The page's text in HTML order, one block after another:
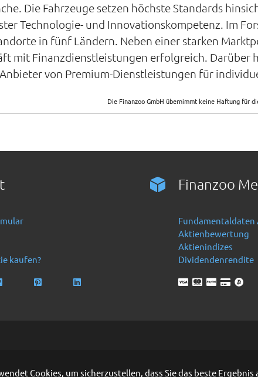
Cookies, um sicherzustellen, dass Sie das beste
Die Fahrzeuge setzen höchste Standards
Technologie- und Innovationskompetenz. Im
in fünf Ländern. Neben einer starken
mit Finanzdienstleistungen erfolgreich. Darüber
von Premium-Dienstleistungen für
Die Finanzoo GmbH übernimmt keine Haftung für
kaufen?
Finanzoo
Fundamentaldaten
Aktienbewertung
Aktienindizes
Dividendenrendite